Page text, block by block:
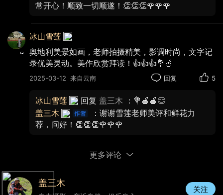
常开心！顺致一切顺遂！👏👏👏🌹🌹🌹
冰山雪莲
奥地利美景如画，老师拍摄精美，影调时尚，文字记
录优美灵动。美作欣赏拜读！👍👍👍💐🍎
2025-03-12 来自云南 回复 5
冰山雪莲 回复 盖三木
：💐🍎🍎😊
盖三木
：谢谢雪莲老师美评和鲜花力
荐，问好！👏👏👏🌹🌹🌹
更多评论
盖三木
关注